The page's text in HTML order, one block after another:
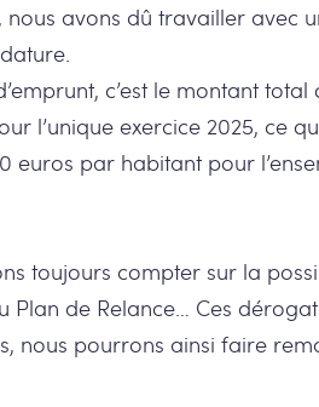
nous avons dû travailler avec
c’est le montant
l’unique exercice 2025, ce
euros par habitant pour
toujours compter sur la
Plan de Relance… Ces
nous pourrons ainsi faire